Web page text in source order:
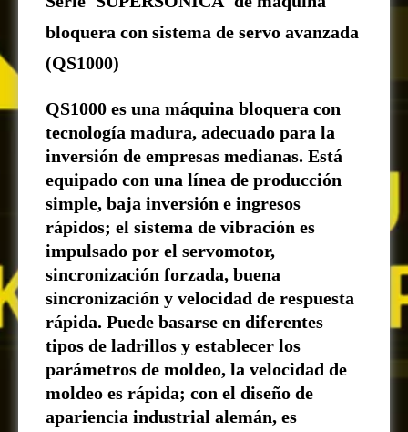
bloquera con sistema de servo avanzada
(QS1000)
QS1000 es una máquina bloquera con
tecnología madura, adecuado para la
inversión de empresas medianas. Está
equipado con una línea de producción
simple, baja inversión e ingresos
rápidos; el sistema de vibración es
impulsado por el servomotor,
sincronización forzada, buena
sincronización y velocidad de respuesta
rápida. Puede basarse en diferentes
tipos de ladrillos y establecer los
parámetros de moldeo, la velocidad de
moldeo es rápida; con el diseño de
apariencia industrial alemán, es